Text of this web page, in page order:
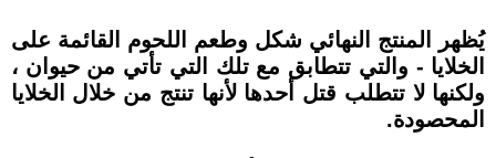
يُظهر المنتج النهائي شكل وطعم اللحوم القائمة على
الخلايا - والتي تتطابق مع تلك التي تأتي من حيوان ،
ولكنها لا تتطلب قتل أحدها لأنها تنتج من خلال الخلايا
المحصودة.